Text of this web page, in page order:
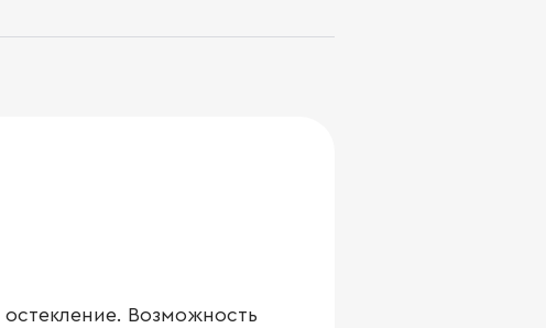
Возможность